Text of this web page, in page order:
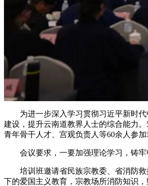
为进一步深入学习贯彻习近平新时
建设，提升云南道教界人士的综合能力
青年骨干人才、宫观负责人等60余人参加
会议要求，一要加强理论学习，铸
培训班邀请省民族宗教委、省消防
下的爱国主义教育，宗教场所消防知识